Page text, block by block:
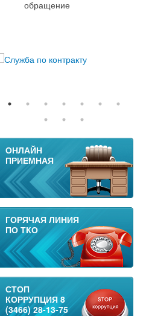
обращение
11
ОНЛАЙН
ПРИЕМНАЯ
ГОРЯЧАЯ ЛИНИЯ
ПО ТКО
СТОП
КОРРУПЦИЯ 8
(3466) 28-13-75